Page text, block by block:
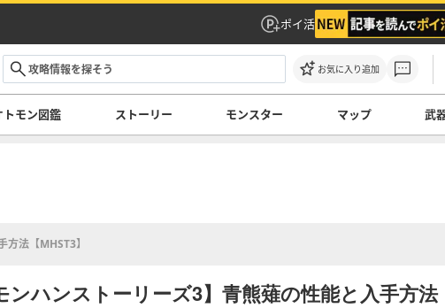
ポイ活
お気に入り追加
トモン図鑑 ストーリー モンスター マップ 武
法【MHST3】
ンハンストーリーズ3】青熊薙の性能と入手方法